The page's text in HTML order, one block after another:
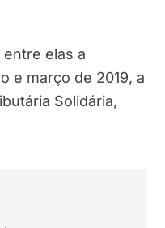
elas a
e março de 2019, a
Solidária,